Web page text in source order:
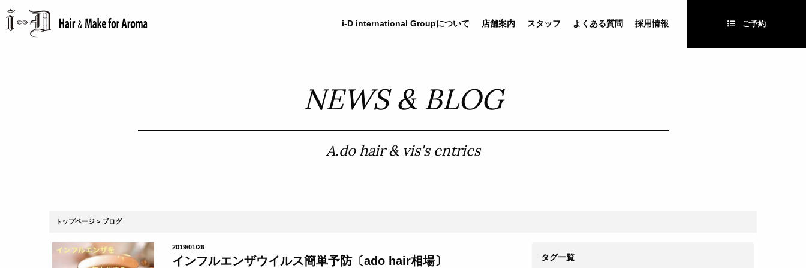
i-D international Groupについて 店舗案内 スタッフ よくある質問 採用情報 ご予約
NEWS & BLOG
A.do hair & vis's entries
トップページ ブログ
2019/01/26
インフルエンザウイルス簡単予防〔ado hair相場〕 タグ一覧